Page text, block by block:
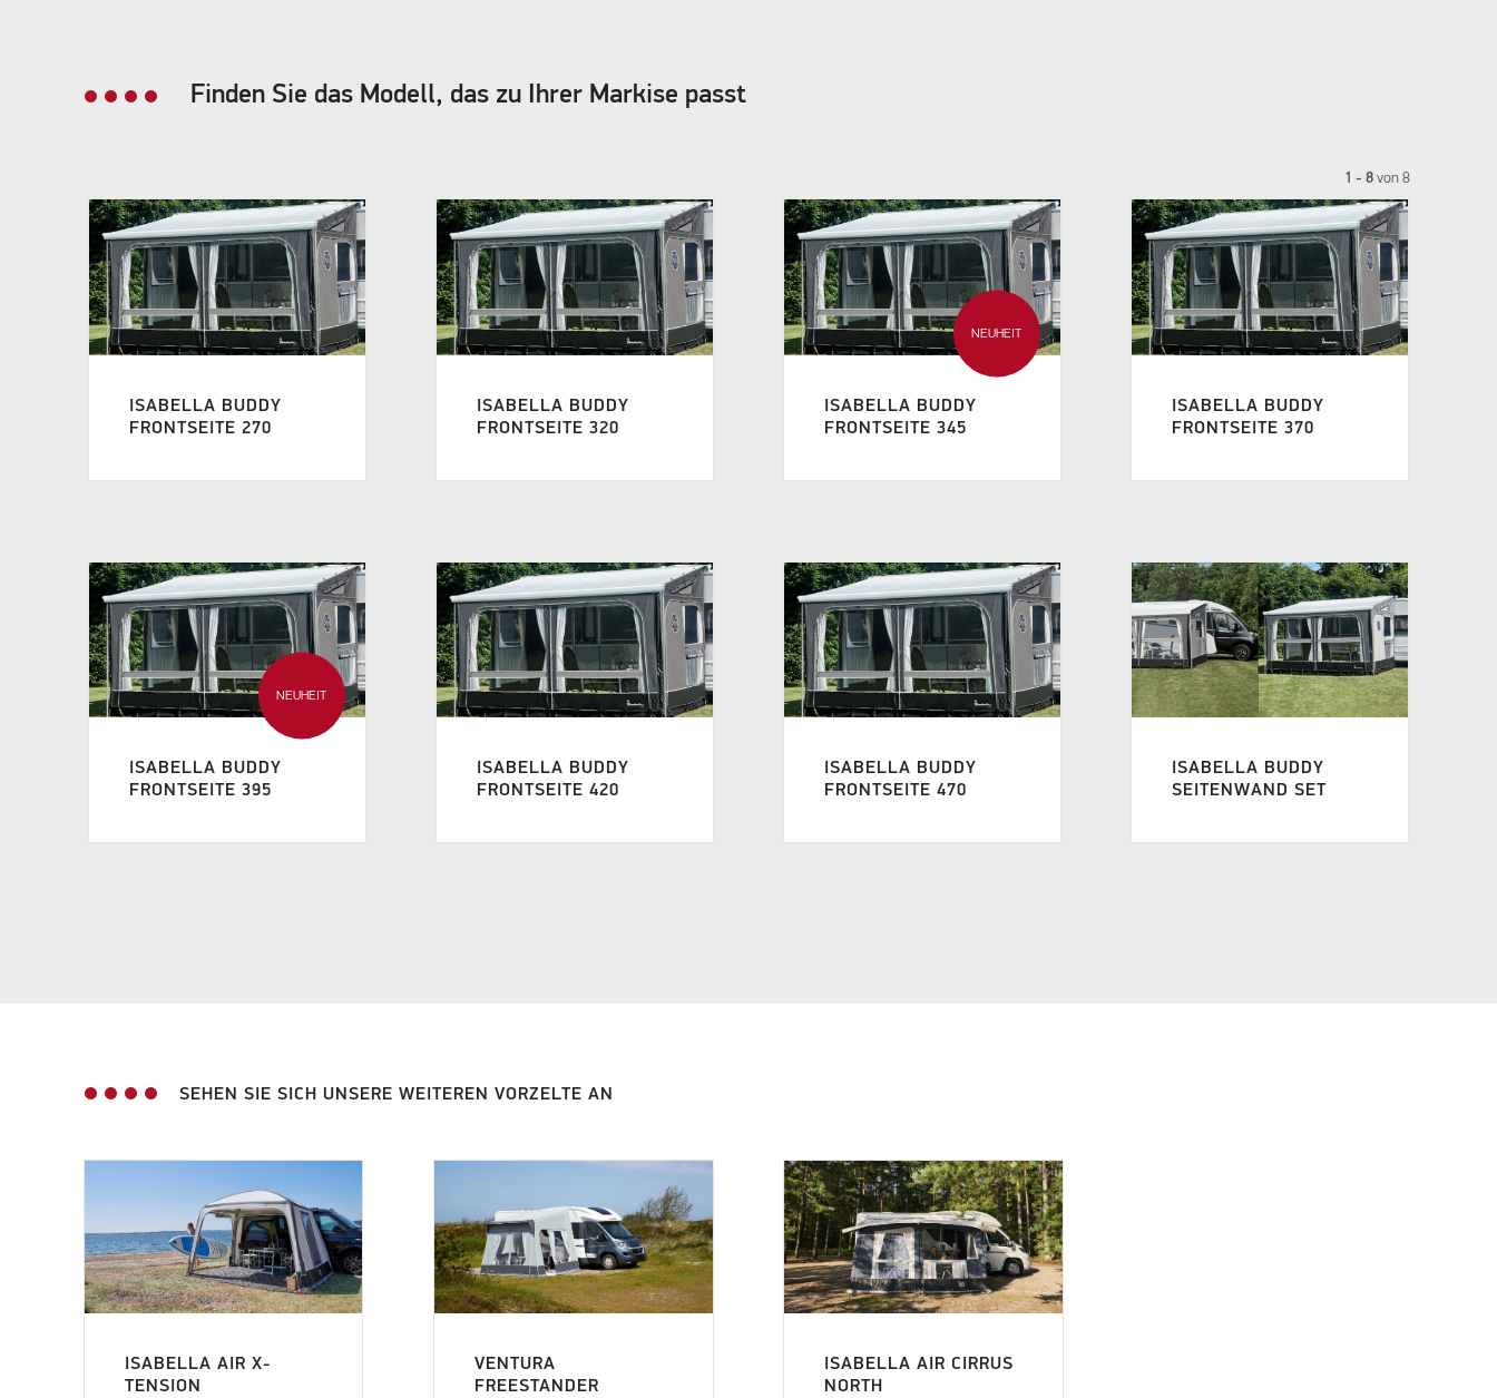
Finden Sie das Modell, das zu Ihrer Markise passt
1 - 8 von8
ISABELLA BUDDY
FRONTSEITE 270
ISABELLA BUDDY
FRONTSEITE 320
NEUHEIT
ISABELLA BUDDY
FRONTSEITE 345
ISABELLA BUDDY
FRONTSEITE 370
NEUHEIT
ISABELLA BUDDY
FRONTSEITE 395
ISABELLA BUDDY
FRONTSEITE 420
ISABELLA BUDDY
FRONTSEITE 470
ISABELLA BUDDY
SEITENWAND SET
SEHEN SIE SICH UNSERE WEITEREN VORZELTE AN
ISABELLA AIR X-
TENSION
VENTURA
FREESTANDER
ISABELLA AIR CIRRUS
NORTH